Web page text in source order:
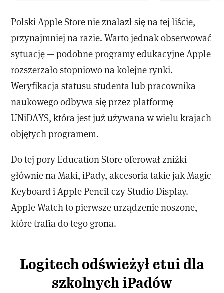
Polski Apple Store nie znalazł się na tej liście,
przynajmniej na razie. Warto jednak obserwować
sytuację — podobne programy edukacyjne Apple
rozszerzało stopniowo na kolejne rynki.
Weryfikacja statusu studenta lub pracownika
naukowego odbywa się przez platformę
UNiDAYS, która jest już używana w wielu krajach
objętych programem.
Do tej pory Education Store oferował zniżki
głównie na Maki, iPady, akcesoria takie jak Magic
Keyboard i Apple Pencil czy Studio Display.
Apple Watch to pierwsze urządzenie noszone,
które trafia do tego grona.
Logitech odświeżył etui dla
szkolnych iPadów